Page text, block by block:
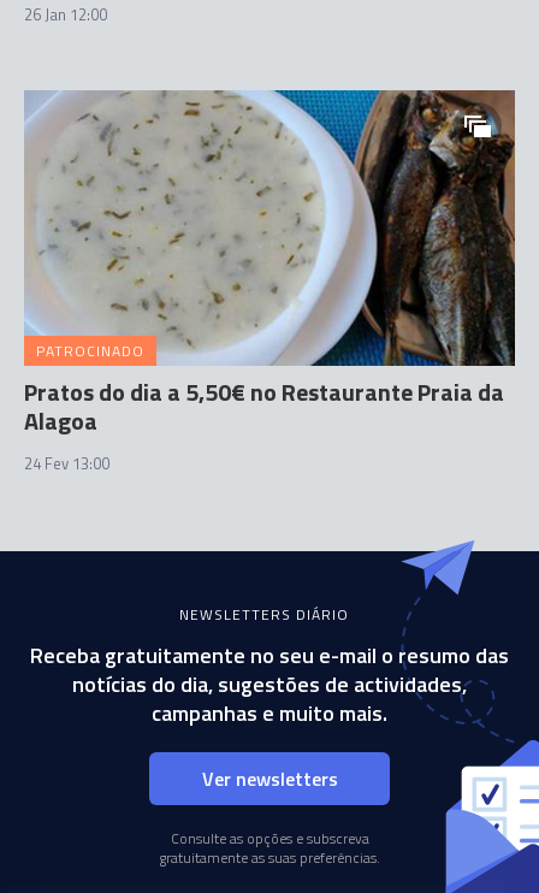
26 Jan 12:00
PATROCINADO
Pratos do dia a 5,50€ no Restaurante Praia da
Alagoa
24 Fev 13:00
NEWSLETTERS DIÁRIO
Receba gratuitamente no seu e-mail o resumo das
notícias do dia, sugestões de actividades,
campanhas e muito mais.
Ver newsletters
Consulte as opções e subscreva
gratuitamente as suas preferências.